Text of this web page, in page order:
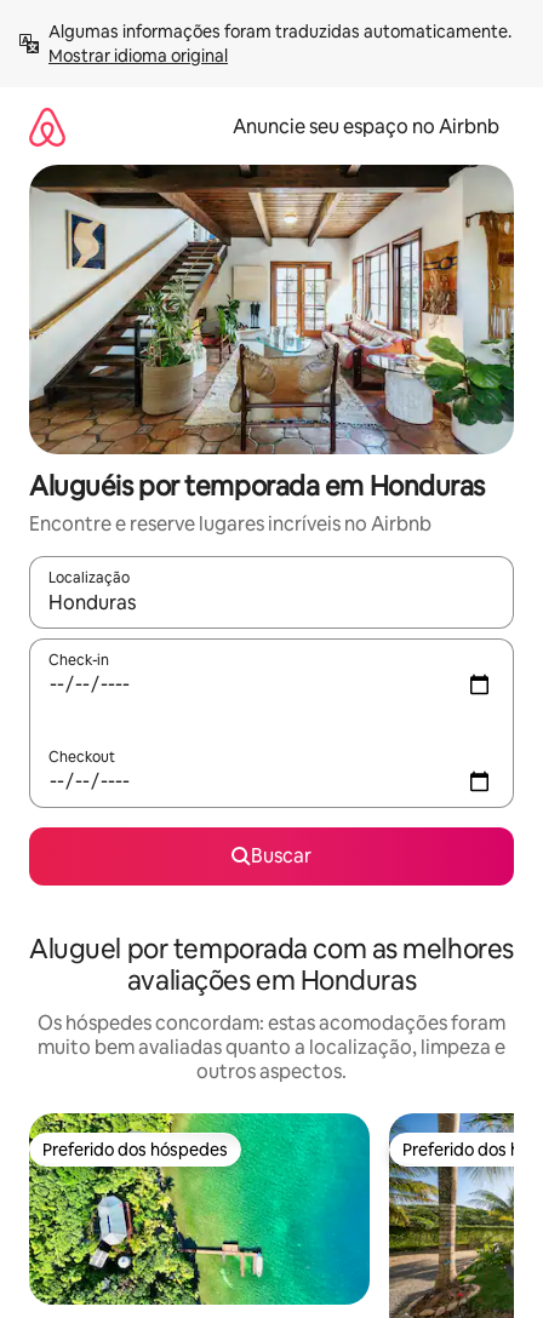
para
Mostrar idioma original
Anuncie seu espaço no Airbnb
Aluguéis por temporada em Honduras
Encontre e reserve lugares incríveis no Airbnb
Localização
Quando os resultados estiverem disponíveis, explore-os
Check-in
Checkout
Buscar
Aluguel por temporada com as melhores
avaliações em Honduras
Os hóspedes concordam: estas acomodações foram
muito bem avaliadas quanto a localização, limpeza e
outros aspectos.
Preferido dos hóspedes
Preferido dos hóspedes Preferido dos
Preferido dos